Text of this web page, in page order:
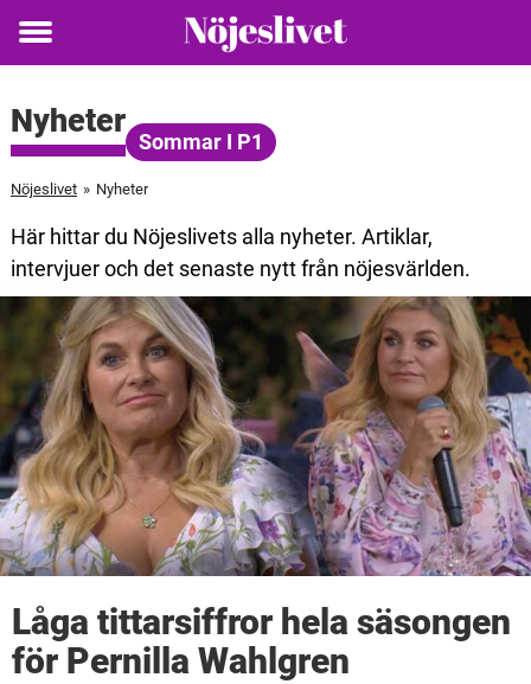
Toggle
Nyheter
Sommar I P1
Nöjeslivet » Nyheter
Här hittar du Nöjeslivets alla nyheter. Artiklar,
intervjuer och det senaste nytt från nöjesvärlden.
Låga tittarsiffror hela säsongen
för Pernilla Wahlgren